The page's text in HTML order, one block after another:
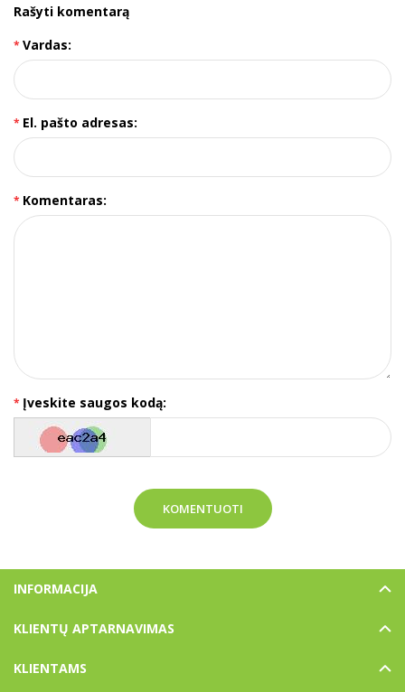
Rašyti komentarą
Vardas:
El. pašto adresas:
Komentaras:
Įveskite saugos kodą:
KOMENTUOTI
INFORMACIJA
KLIENTŲ APTARNAVIMAS
KLIENTAMS